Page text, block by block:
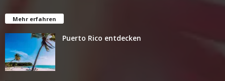
Mehr erfahren
Puerto Rico entdecken